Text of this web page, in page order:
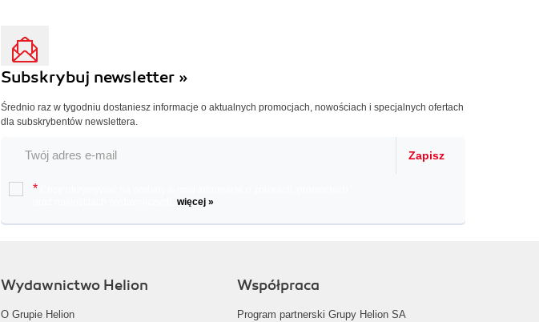
Subskrybuj newsletter »
Średnio raz w tygodniu dostaniesz informacje o aktualnych promocjach, nowościach i specjalnych ofertach
dla subskrybentów newslettera.
Zapisz
*
więcej »
Wydawnictwo Helion
O Grupie Helion
Współpraca
Program partnerski Grupy Helion SA